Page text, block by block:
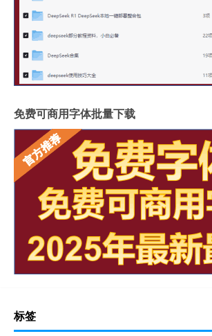
免费可商用字体批量下载
标签